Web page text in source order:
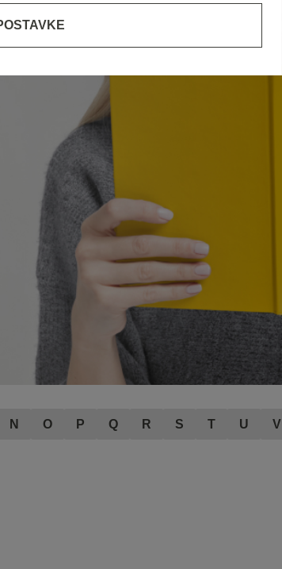
N O P Q R S T U V